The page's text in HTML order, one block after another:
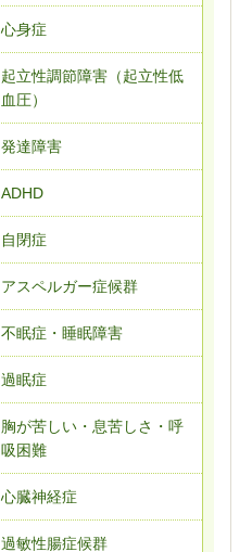
心身症
起立性調節障害（起立性低
血圧）
発達障害
ADHD
自閉症
アスペルガー症候群
不眠症・睡眠障害
過眠症
胸が苦しい・息苦しさ・呼
吸困難
心臓神経症
過敏性腸症候群